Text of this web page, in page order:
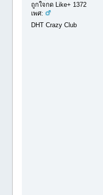
ถูกใจกด Like+ 1372
เพศ:
DHT Crazy Club